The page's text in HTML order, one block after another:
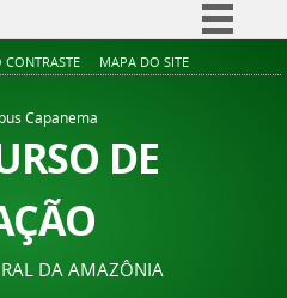
Simplifique!
Acesso à informação
Legislação
CONTRASTE MAPA DO SITE
Capanema
DE
DA AMAZÔNIA